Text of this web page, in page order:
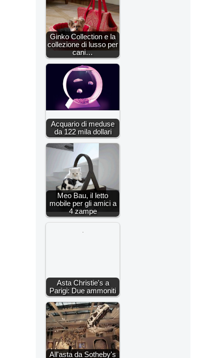
Ginko Collection e la
collezione di lusso per
cani…
Acquario di meduse
da 122 mila dollari
Meo Bau, il letto
mobile per gli amici a
4 zampe
Asta Christie's a
Parigi: Due ammoniti
All'asta da Sotheby's